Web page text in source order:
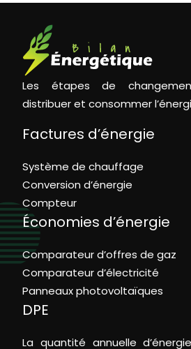
Les étapes de
distribuer et consommer
Factures d’énergie
Système de chauffage
Conversion d’énergie
Compteur
Économies d’énergie
Comparateur d’offres de gaz
Comparateur d’électricité
Panneaux photovoltaïques
DPE
La quantité annuelle